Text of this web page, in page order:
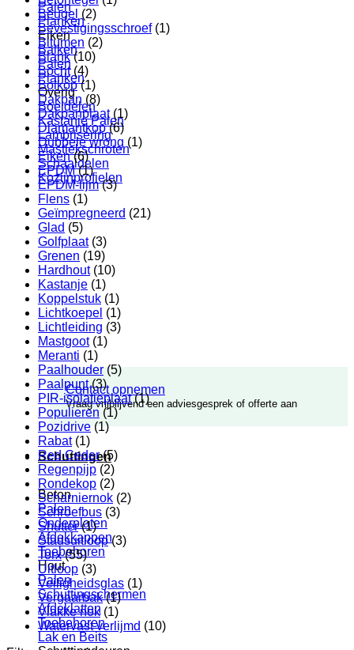
Palen
Planken
Eiken
Balken
Palen
Planken
Overig
Boeidelen
Kastanje Palen
Lambrisering
Mastiekschroten
Schaaldelen
Kozijnprofielen
Contact opnemen
Vraag vrijblijvend een adviesgesprek of offerte aan
Schuttingen
Beton
Palen
Onderplaten
Afdekkappen
Toebehoren
Hout
Palen
Schuttingschermen
Afdeklatten
Toebehoren
Lak en Beits
Beugel (2)
Bevestigingsschroef (1)
Bitumen (2)
Blank (10)
Bocht (4)
Bolkop (1)
Dakpan (8)
Dakpanplaat (1)
Diamantkop (6)
Dubbele wrong (1)
Eiken (6)
EPDM (1)
EPDM-lijm (3)
Flens (1)
Geïmpregneerd (21)
Glad (5)
Golfplaat (3)
Grenen (19)
Hardhout (10)
Kastanje (1)
Koppelstuk (1)
Lichtkoepel (1)
Lichtleiding (3)
Mastgoot (1)
Meranti (1)
Paalhouder (5)
Paalpunt (3)
PIR-isolatieplaat (1)
Populieren (1)
Pozidrive (1)
Rabat (1)
Red Ceder (5)
Regenpijp (2)
Rondekop (2)
Scharniernok (2)
Schroefbus (3)
Shutter (1)
Stadsuitloop (3)
Torx (55)
Uitloop (3)
Veiligheidsglas (1)
Vergaarbak (1)
Vlakke nok (1)
Watervast verlijmd (10)